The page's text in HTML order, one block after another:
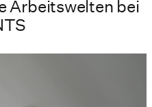
Arbeitswelten bei